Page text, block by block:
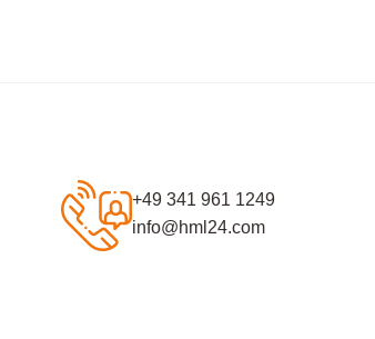
+49 341 961 1249
info@hml24.com